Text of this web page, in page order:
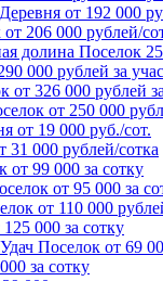
Деревня от 192 000
от 206 000 рублей/
долина Поселок
000 рублей за
от 326 000 рублей
от 250 000
от 19 000 руб./сот.
31 000 рублей/сотка
от 99 000 за сотку
от 95 000 за
от 110 000
125 000 за сотку
Поселок от 69
за сотку